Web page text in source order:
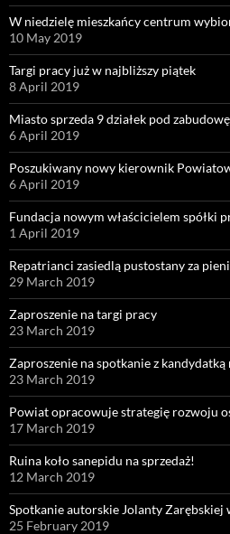
W niedzielę mieszkańcy centrum
10 May 2019
Targi pracy już w najbliższy piątek
8 April 2019
Miasto sprzeda 9 działek pod
6 April 2019
Poszukiwany nowy kierownik
6 April 2019
Fundacja nowym właścicielem spółki
1 April 2019
Repatrianci zasiedlą pustostany za
29 March 2019
Zaproszenie na targi pracy
23 March 2019
Zaproszenie na spotkanie z kandydatką
23 March 2019
Powiat opracowuje strategię rozwoju
17 March 2019
Ruina koło sanepidu na sprzedaż!
12 March 2019
Spotkanie autorskie Jolanty Zarębskiej
25 February 2019